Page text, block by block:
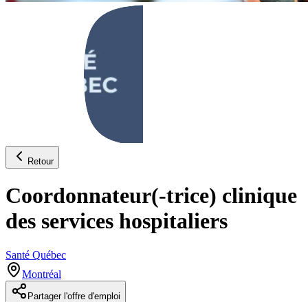
Retour
Coordonnateur(-trice) clinique
des services hospitaliers
Santé Québec
Montréal
Partager l'offre d'emploi